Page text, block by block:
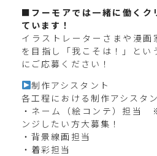
■フーモアでは一緒に働くク
ています！
イラストレーターさまや漫画
を目指し「我こそは！」とい
にご応募ください！
制作アシスタント
各工程における制作アシスタ
・ネーム（絵コンテ）担当
ンジしたい方大募集！
・背景線画担当
・着彩担当